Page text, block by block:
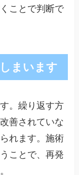
ことで判断で
まいます
。繰り返す方
善されていな
れます。施術
ことで、再発